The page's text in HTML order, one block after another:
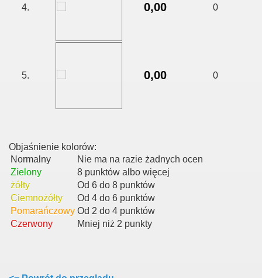
4. 0,00 0
5. 0,00 0
Objaśnienie kolorów:
Normalny
Nie ma na razie żadnych ocen
Zielony
8 punktów albo więcej
żółty
Od 6 do 8 punktów
Ciemnożółty
Od 4 do 6 punktów
Pomarańczowy Od 2 do 4 punktów
Czerwony
Mniej niż 2 punkty